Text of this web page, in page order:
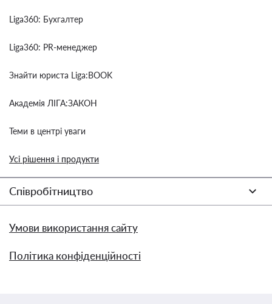
Liga360: Бухгалтер
Liga360: PR-менеджер
Знайти юриста Liga:BOOK
Академія ЛІГА:ЗАКОН
Теми в центрі уваги
Усі рішення і продукти
Співробітництво
Умови використання сайту
Політика конфіденційності